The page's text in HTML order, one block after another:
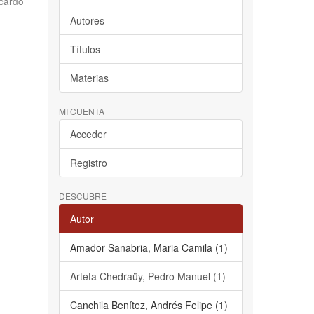
Autores
Títulos
Materias
MI CUENTA
Acceder
Registro
DESCUBRE
Autor
Amador Sanabria, Maria Camila (1)
Arteta Chedraüy, Pedro Manuel (1)
Canchila Benítez, Andrés Felipe (1)